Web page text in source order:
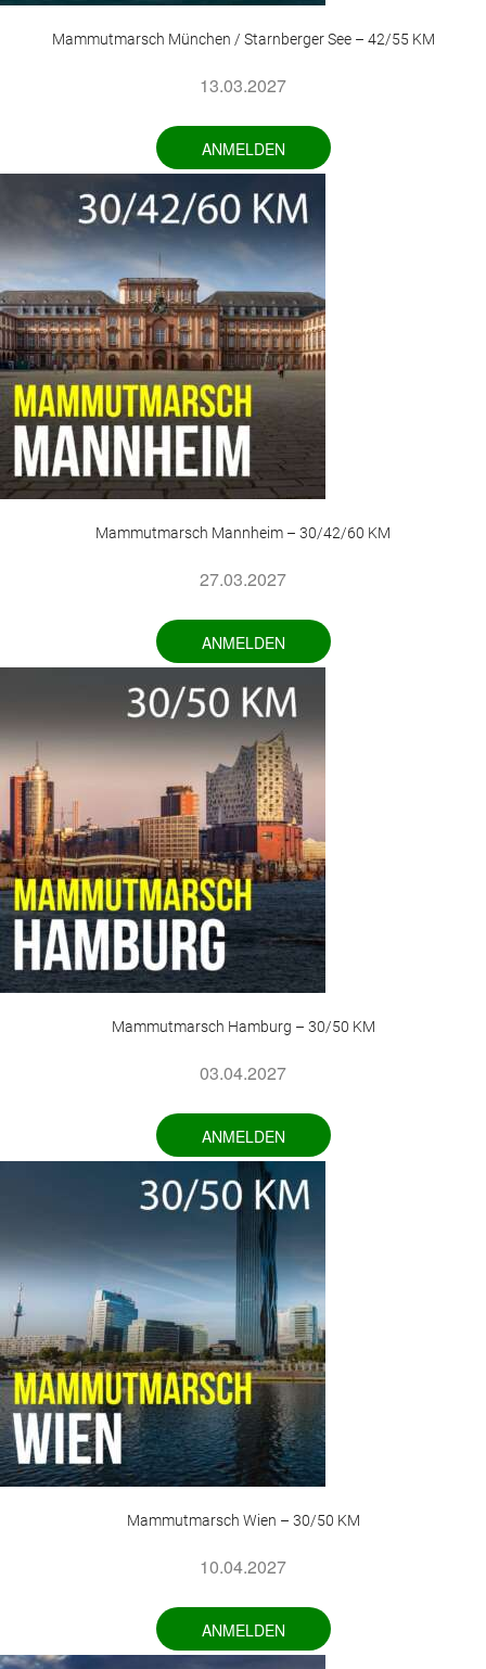
Mammutmarsch München / Starnberger See – 42/55 KM
13.03.2027
ANMELDEN
Mammutmarsch Mannheim – 30/42/60 KM
27.03.2027
ANMELDEN
Mammutmarsch Hamburg – 30/50 KM
03.04.2027
ANMELDEN
Mammutmarsch Wien – 30/50 KM
10.04.2027
ANMELDEN